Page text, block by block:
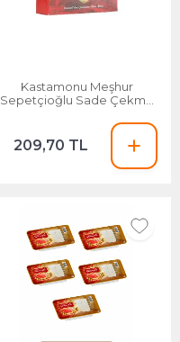
Kastamonu Meşhur
Sepetçioğlu Sade Çekme
209,70 TL